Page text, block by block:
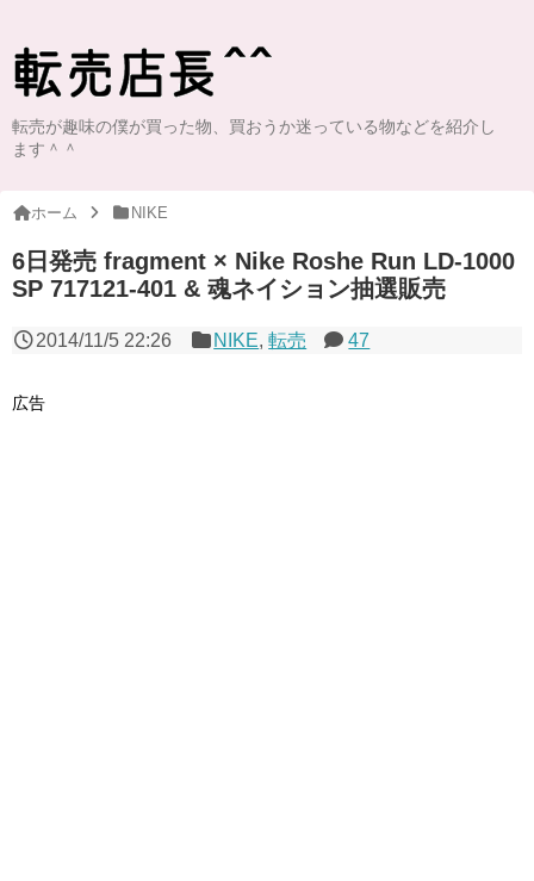
転売が趣味の僕が買った物、買おうか迷っている物などを紹介し
ます＾＾
ホーム NIKE
6日発売 fragment × Nike Roshe Run LD-1000
SP 717121-401 & 魂ネイション抽選販売
2014/11/5 22:26 NIKE,転売 47
広告